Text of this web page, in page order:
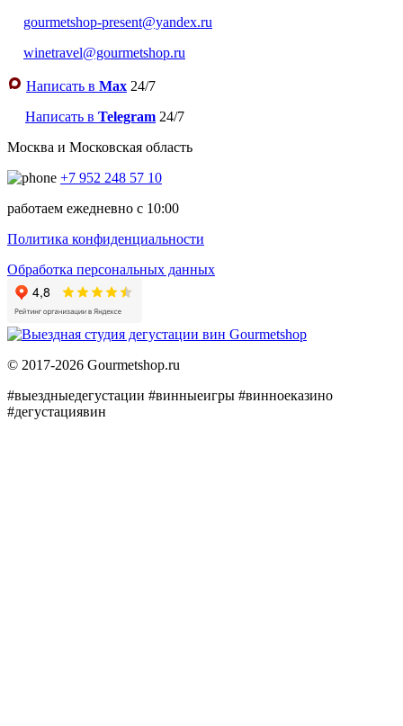
gourmetshop-present@yandex.ru
winetravel@gourmetshop.ru
Написать в Max 24/7
Написать в Telegram 24/7
Москва и Московская область
+7 952 248 57 10
работаем ежедневно с 10:00
Политика конфиденциальности
Обработка персональных данных
© 2017-2026 Gourmetshop.ru
#выездныедегустации #винныеигры #винноеказино
#дегустациявин